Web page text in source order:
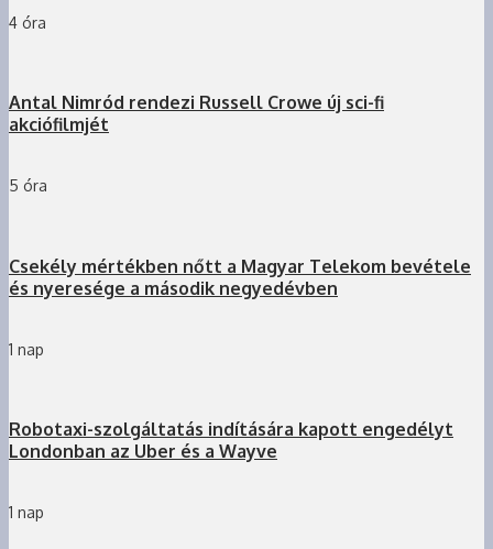
4 óra
Antal Nimród rendezi Russell Crowe új sci-fi
akciófilmjét
5 óra
Csekély mértékben nőtt a Magyar Telekom bevétele
és nyeresége a második negyedévben
1 nap
Robotaxi-szolgáltatás indítására kapott engedélyt
Londonban az Uber és a Wayve
1 nap